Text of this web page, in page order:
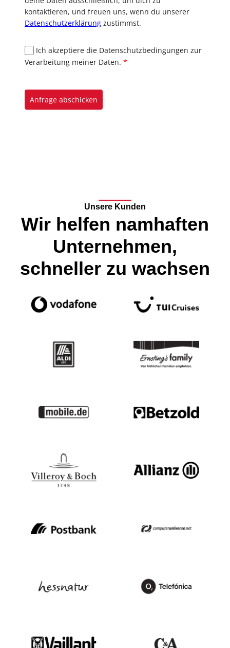
Unsere Kunden
Wir helfen namhaften
Unternehmen,
schneller zu wachsen